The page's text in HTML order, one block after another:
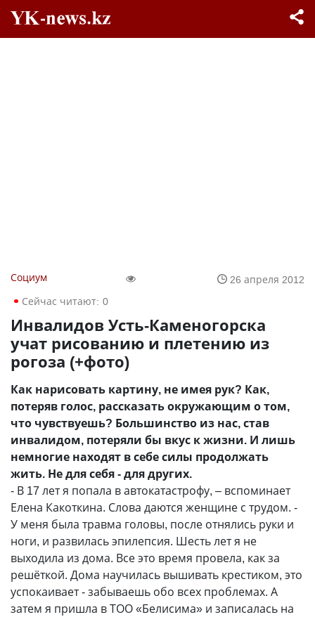
Социум
26 апреля 2012
Сейчас читают: 0
Инвалидов Усть-Каменогорска
учат рисованию и плетению из
рогоза (+фото)
Как нарисовать картину, не имея рук? Как,
потеряв голос, рассказать окружающим о том,
что чувствуешь? Большинство из нас, став
инвалидом, потеряли бы вкус к жизни. И лишь
немногие находят в себе силы продолжать
жить. Не для себя - для других.
- В 17 лет я попала в автокатастрофу, – вспоминает
Елена Какоткина. Слова даются женщине с трудом. -
У меня была травма головы, после отнялись руки и
ноги, и развилась эпилепсия. Шесть лет я не
выходила из дома. Все это время провела, как за
решёткой. Дома научилась вышивать крестиком, это
успокаивает - забываешь обо всех проблемах. А
затем я пришла в ТОО «Белисима» и записалась на